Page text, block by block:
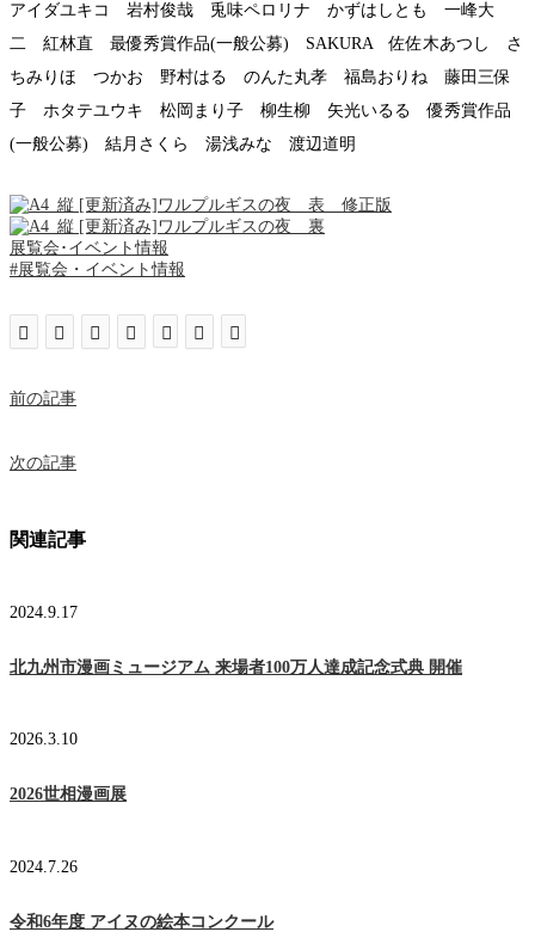
アイダユキコ 岩村俊哉 兎味ペロリナ かずはしとも 一峰大
二 紅林直 最優秀賞作品(一般公募) SAKURA 佐佐木あつし さ
ちみりほ つかお 野村はる のんた丸孝 福島おりね 藤田三保
子 ホタテユウキ 松岡まり子 柳生柳 矢光いるる 優秀賞作品
(一般公募) 結月さくら 湯浅みな 渡辺道明
展覧会･イベント情報
#展覧会・イベント情報
前の記事
次の記事
関連記事
2024.9.17
北九州市漫画ミュージアム 来場者100万人達成記念式典 開催
2026.3.10
2026世相漫画展
2024.7.26
令和6年度 アイヌの絵本コンクール